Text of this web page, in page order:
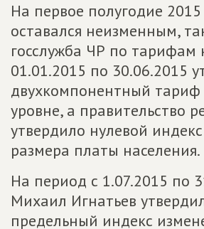
На первое полугодие
оставался неизменным,
госслужба ЧР по тарифам
01.01.2015 по 30.06.2015
двухкомпонентный
уровне, а правительство
утвердило нулевой
размера платы населения.
На период с 1.07.2015 по
Михаил Игнатьев
предельный индекс